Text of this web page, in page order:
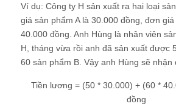
Ví dụ: Công ty H sản xuất ra hai loại
giá sản phẩm A là 30.000 đồng, đơn
40.000 đồng. Anh Hùng là nhân viên
H, tháng vừa rồi anh đã sản xuất được
60 sản phẩm B. Vậy anh Hùng sẽ nhận
Tiền lương = (50 * 30.000) + (60 *
đồng